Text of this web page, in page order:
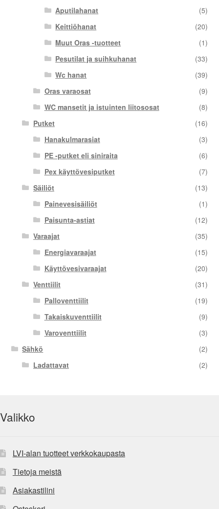
Aputilahanat
(5)
Keittiöhanat
(20)
Muut Oras -tuotteet
(1)
Pesutilat ja suihkuhanat
(33)
Wc hanat
(39)
Oras varaosat
(9)
WC mansetit ja istuinten liitososat
(8)
Putket
(16)
Hanakulmarasiat
(3)
PE -putket eli siniraita
(6)
Pex käyttövesiputket
(7)
Säiliöt
(13)
Painevesisäiliöt
(1)
Paisunta-astiat
(12)
Varaajat
(35)
Energiavaraajat
(15)
Käyttövesivaraajat
(20)
Venttiilit
(31)
Palloventtiilit
(19)
Takaiskuventtiilit
(9)
Varoventtiilit
(3)
Sähkö
(2)
Ladattavat
(2)
Valikko
LVI-alan tuotteet verkkokaupasta
Tietoja meistä
Asiakastilini